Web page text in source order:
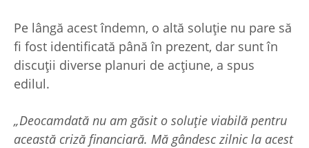
Pe lângă acest îndemn, o altă soluție nu pare să
fi fost identificată până în prezent, dar sunt în
discuții diverse planuri de acțiune, a spus
edilul.
„Deocamdată nu am găsit o soluție viabilă pentru
această criză financiară. Mă gândesc zilnic la acest